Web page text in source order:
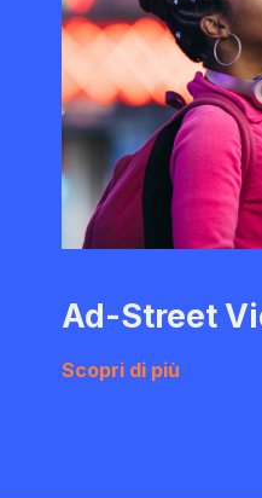
Ad-Street
Scopri di più